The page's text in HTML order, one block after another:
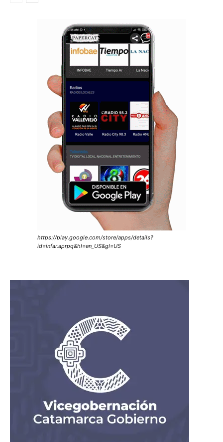
https://play.google.com/store/apps/details?
id=infar.aprpq&hl=en_US&gl=US